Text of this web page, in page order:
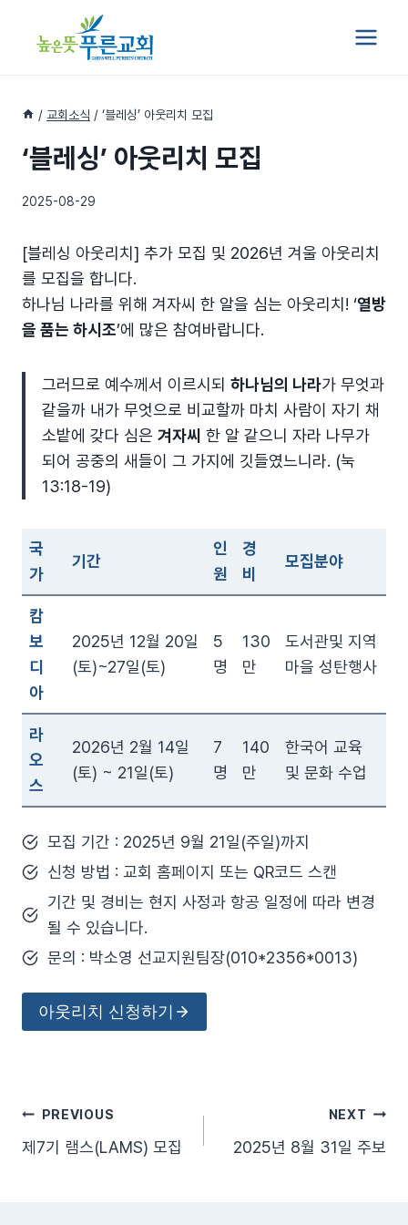
/ 교회소식 / ‘블레싱’ 아웃리치 모집
‘블레싱’ 아웃리치 모집
2025-08-29
[블레싱 아웃리치] 추가 모집 및 2026년 겨울 아웃리치
를 모집을 합니다.
하나님 나라를 위해 겨자씨 한 알을 심는 아웃리치! ‘열방
을 품는 하시조’에 많은 참여바랍니다.
그러므로 예수께서 이르시되 하나님의 나라가 무엇과
같을까 내가 무엇으로 비교할까 마치 사람이 자기 채
소밭에 갖다 심은 겨자씨 한 알 같으니 자라 나무가
되어 공중의 새들이 그 가지에 깃들였느니라. (눅
13:18-19)
국
가
기간
인
원
경
비
모집분야
캄
보
디
아
2025년 12월 20일
(토)~27일(토)
5
명
130
만
도서관및 지역
마을 성탄행사
라
오
스
2026년 2월 14일
(토) ~ 21일(토)
7
명
140
만
한국어 교육
및 문화 수업
모집 기간 : 2025년 9월 21일(주일)까지
신청 방법 : 교회 홈페이지 또는 QR코드 스캔
기간 및 경비는 현지 사정과 항공 일정에 따라 변경
될 수 있습니다.
문의 : 박소영 선교지원팀장(010*2356*0013)
아웃리치 신청하기
글PREVIOUS
제7기 램스(LAMS) 모집
NEXT
2025년 8월 31일 주보